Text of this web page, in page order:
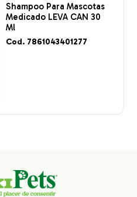
Shampoo Para Mascotas
Medicado LEVA CAN 30
Ml
Cod. 7861043401277